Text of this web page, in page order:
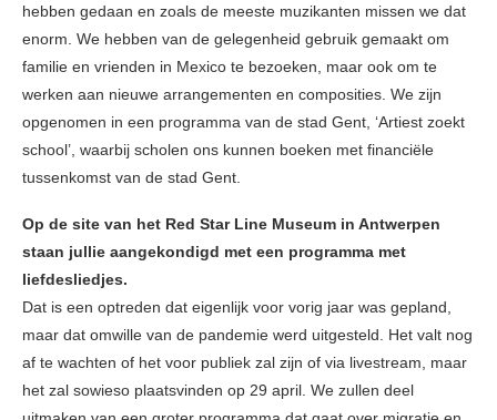
hebben gedaan en zoals de meeste muzikanten missen we dat
enorm. We hebben van de gelegenheid gebruik gemaakt om
familie en vrienden in Mexico te bezoeken, maar ook om te
werken aan nieuwe arrangementen en composities. We zijn
opgenomen in een programma van de stad Gent, ‘Artiest zoekt
school’, waarbij scholen ons kunnen boeken met financiële
tussenkomst van de stad Gent.
Op de site van het Red Star Line Museum in Antwerpen
staan jullie aangekondigd met een programma met
liefdesliedjes.
Dat is een optreden dat eigenlijk voor vorig jaar was gepland,
maar dat omwille van de pandemie werd uitgesteld. Het valt nog
af te wachten of het voor publiek zal zijn of via livestream, maar
het zal sowieso plaatsvinden op 29 april. We zullen deel